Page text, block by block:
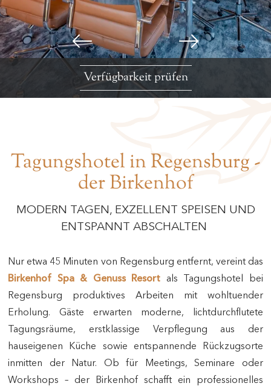
Verfügbarkeit prüfen
Tagungshotel in Regensburg -
der Birkenhof
MODERN TAGEN, EXZELLENT SPEISEN UND
ENTSPANNT ABSCHALTEN
Nur etwa 45 Minuten von Regensburg entfernt, vereint das
Birkenhof Spa & Genuss Resort als Tagungshotel bei
Regensburg produktives Arbeiten mit wohltuender
Erholung. Gäste erwarten moderne, lichtdurchflutete
Tagungsräume, erstklassige Verpflegung aus der
hauseigenen Küche sowie entspannende Rückzugsorte
inmitten der Natur. Ob für Meetings, Seminare oder
Workshops – der Birkenhof schafft ein professionelles